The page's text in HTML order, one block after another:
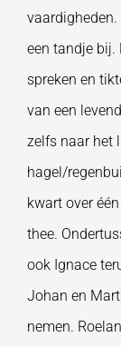
vaardigheden.
een tandje bij.
spreken en
van een
zelfs naar het
hagel/
kwart over
thee.
ook Ignace
Johan en
nemen.